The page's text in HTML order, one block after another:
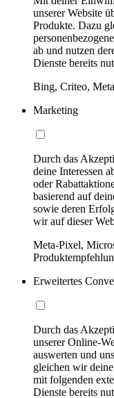
unserer Website
Produkte. Dazu
ab und nutzen
Dienste bereits
Bing, Criteo,
Marketing
Durch das
deine Interessen
oder
basierend auf
sowie deren
wir auf dieser
Meta-Pixel,
Erweitertes
Durch das
unserer Online-
auswerten und
gleichen wir
mit folgenden
Dienste bereits